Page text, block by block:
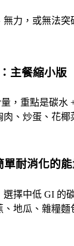
力，或無法突
主餐縮小版
，重點是碳水
、炒蛋、花椰
單耐消化的
選擇中低 GI 的
地瓜、雜糧麵